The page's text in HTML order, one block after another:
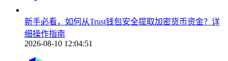
新手必看，如何从Trust钱包安全提取加密货币资金？详
细操作指南
2026-08-10 12:04:51